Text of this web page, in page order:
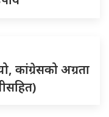
कांग्रेसको अग्रता